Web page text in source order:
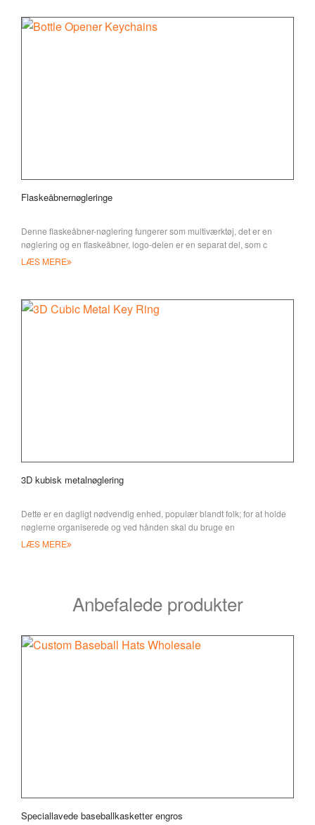
Flaskeåbnernøgleringe
Denne flaskeåbner-nøglering fungerer som multiværktøj, det er en
nøglering og en flaskeåbner, logo-delen er en separat del, som c
LÆS MERE
3D kubisk metalnøglering
Dette er en dagligt nødvendig enhed, populær blandt folk; for at holde
nøglerne organiserede og ved hånden skal du bruge en
metalnøglering eller en nøglering
LÆS MERE
Anbefalede produkter
Speciallavede baseballkasketter engros